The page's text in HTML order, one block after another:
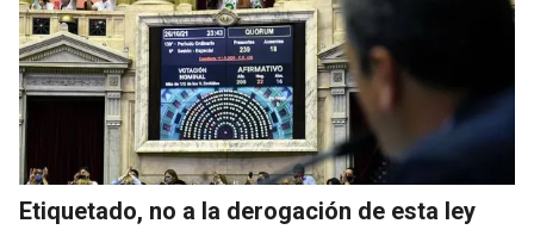
Etiquetado, no a la derogación de esta ley